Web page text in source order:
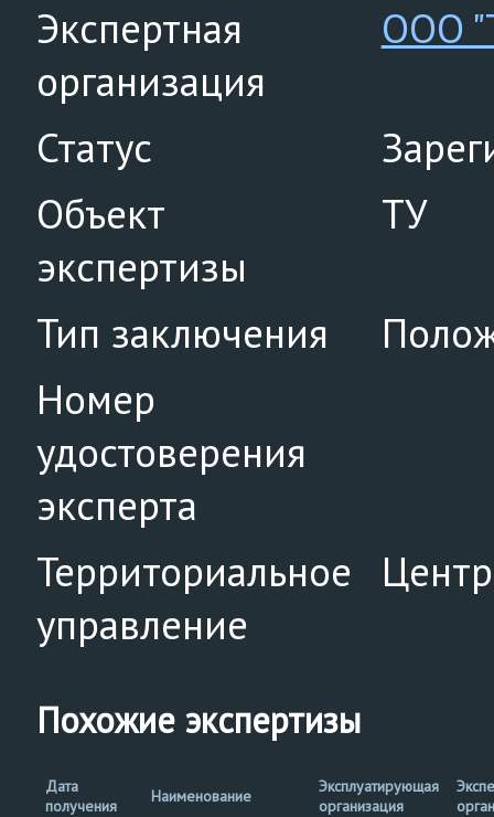
Экспертная
организация
ООО
Статус
Объект
экспертизы
ТУ
Тип заключения
Номер
удостоверения
эксперта
Территориальное
управление
Похожие экспертизы
Дата
получения
Наименование
Эксплуатирующая
организация